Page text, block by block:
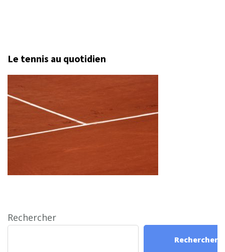
Le tennis au quotidien
Rechercher
Rechercher